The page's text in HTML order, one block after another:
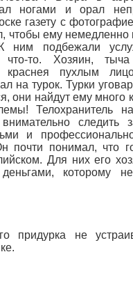
ногами и орал
газету с
чтобы ему немедленно
ним подбежали
что-то. Хозяин,
краснея пухлым
на турок. Турки
они найдут ему много
Телохранитель
следить
и
почти понимал, что
Для них его
которому
придурка не